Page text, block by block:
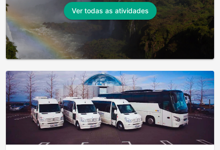
Ver todas as atividades